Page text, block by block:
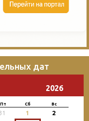
дат
2026
Пт Сб Вс
31 1 2